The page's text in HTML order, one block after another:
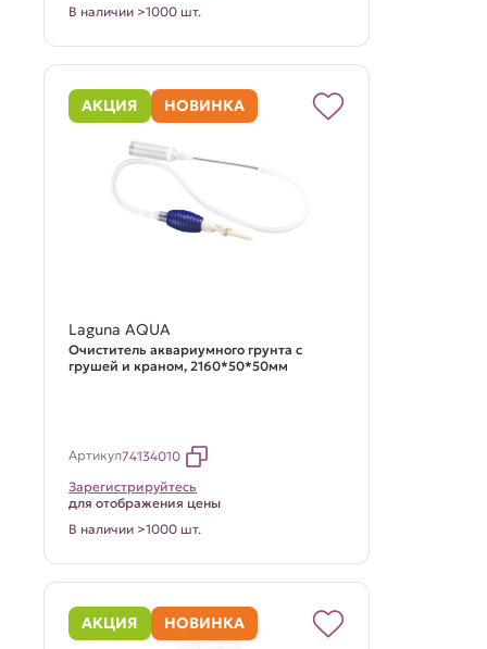
В наличии >1000 шт.
АКЦИЯ НОВИНКА
Laguna AQUA
Очиститель аквариумного грунта с
грушей и краном, 2160*50*50мм
Артикул74134010
Зарегистрируйтесь
для отображения цены
В наличии >1000 шт.
АКЦИЯ НОВИНКА